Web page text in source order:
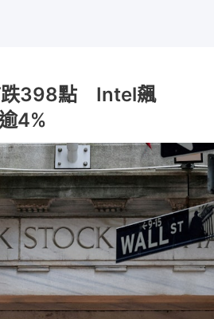
跌398點 Intel飆
4%